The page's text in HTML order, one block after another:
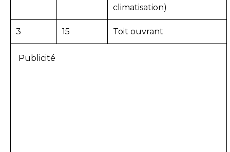
climatisation)
3 15 Toit ouvrant
Publicité